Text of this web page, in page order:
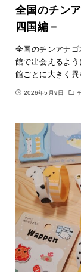
全国のチン
四国編－
全国のチンアナ
館で出会えるよ
館ごとに大きく
2026年5月9日